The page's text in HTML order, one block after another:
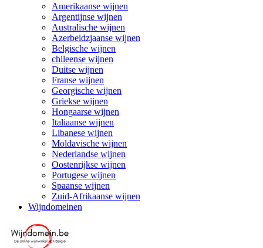
Amerikaanse wijnen
Argentijnse wijnen
Australische wijnen
Azerbeidzjaanse wijnen
Belgische wijnen
chileense wijnen
Duitse wijnen
Franse wijnen
Georgische wijnen
Griekse wijnen
Hongaarse wijnen
Italiaanse wijnen
Libanese wijnen
Moldavische wijnen
Nederlandse wijnen
Oostenrijkse wijnen
Portugese wijnen
Spaanse wijnen
Zuid-Afrikaanse wijnen
Wijndomeinen